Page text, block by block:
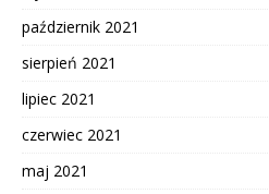
październik 2021
sierpień 2021
lipiec 2021
czerwiec 2021
maj 2021